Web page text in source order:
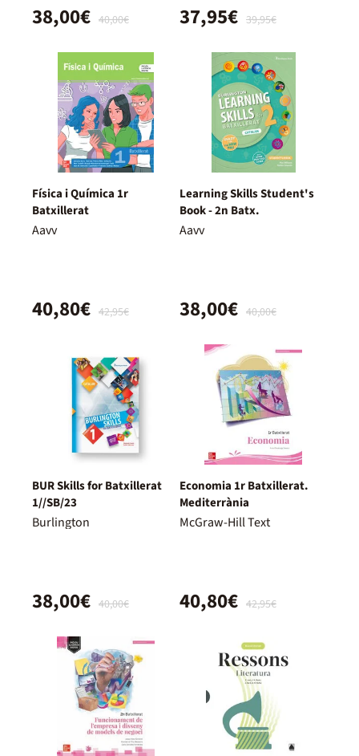
40,00€
38,00€ 39,95€
37,95€
Física i Química 1r
Batxillerat
Aavv
42,95€
40,80€
Learning Skills Student's
Book - 2n Batx.
Aavv
40,00€
38,00€
BUR Skills for Batxillerat
1//SB/23
Burlington
40,00€
38,00€
Economia 1r Batxillerat.
Mediterrània
McGraw-Hill Text
42,95€
40,80€